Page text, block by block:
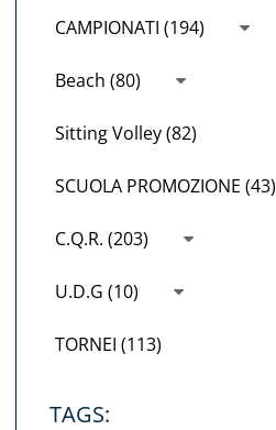
CAMPIONATI (194)
Beach (80)
Sitting Volley (82)
SCUOLA PROMOZIONE (43)
C.Q.R. (203)
U.D.G (10)
TORNEI (113)
TAGS: